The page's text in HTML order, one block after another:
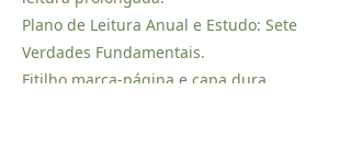
Plano de Leitura Anual e Estudo: Sete
Verdades Fundamentais.
Fitilho marca-página e capa dura